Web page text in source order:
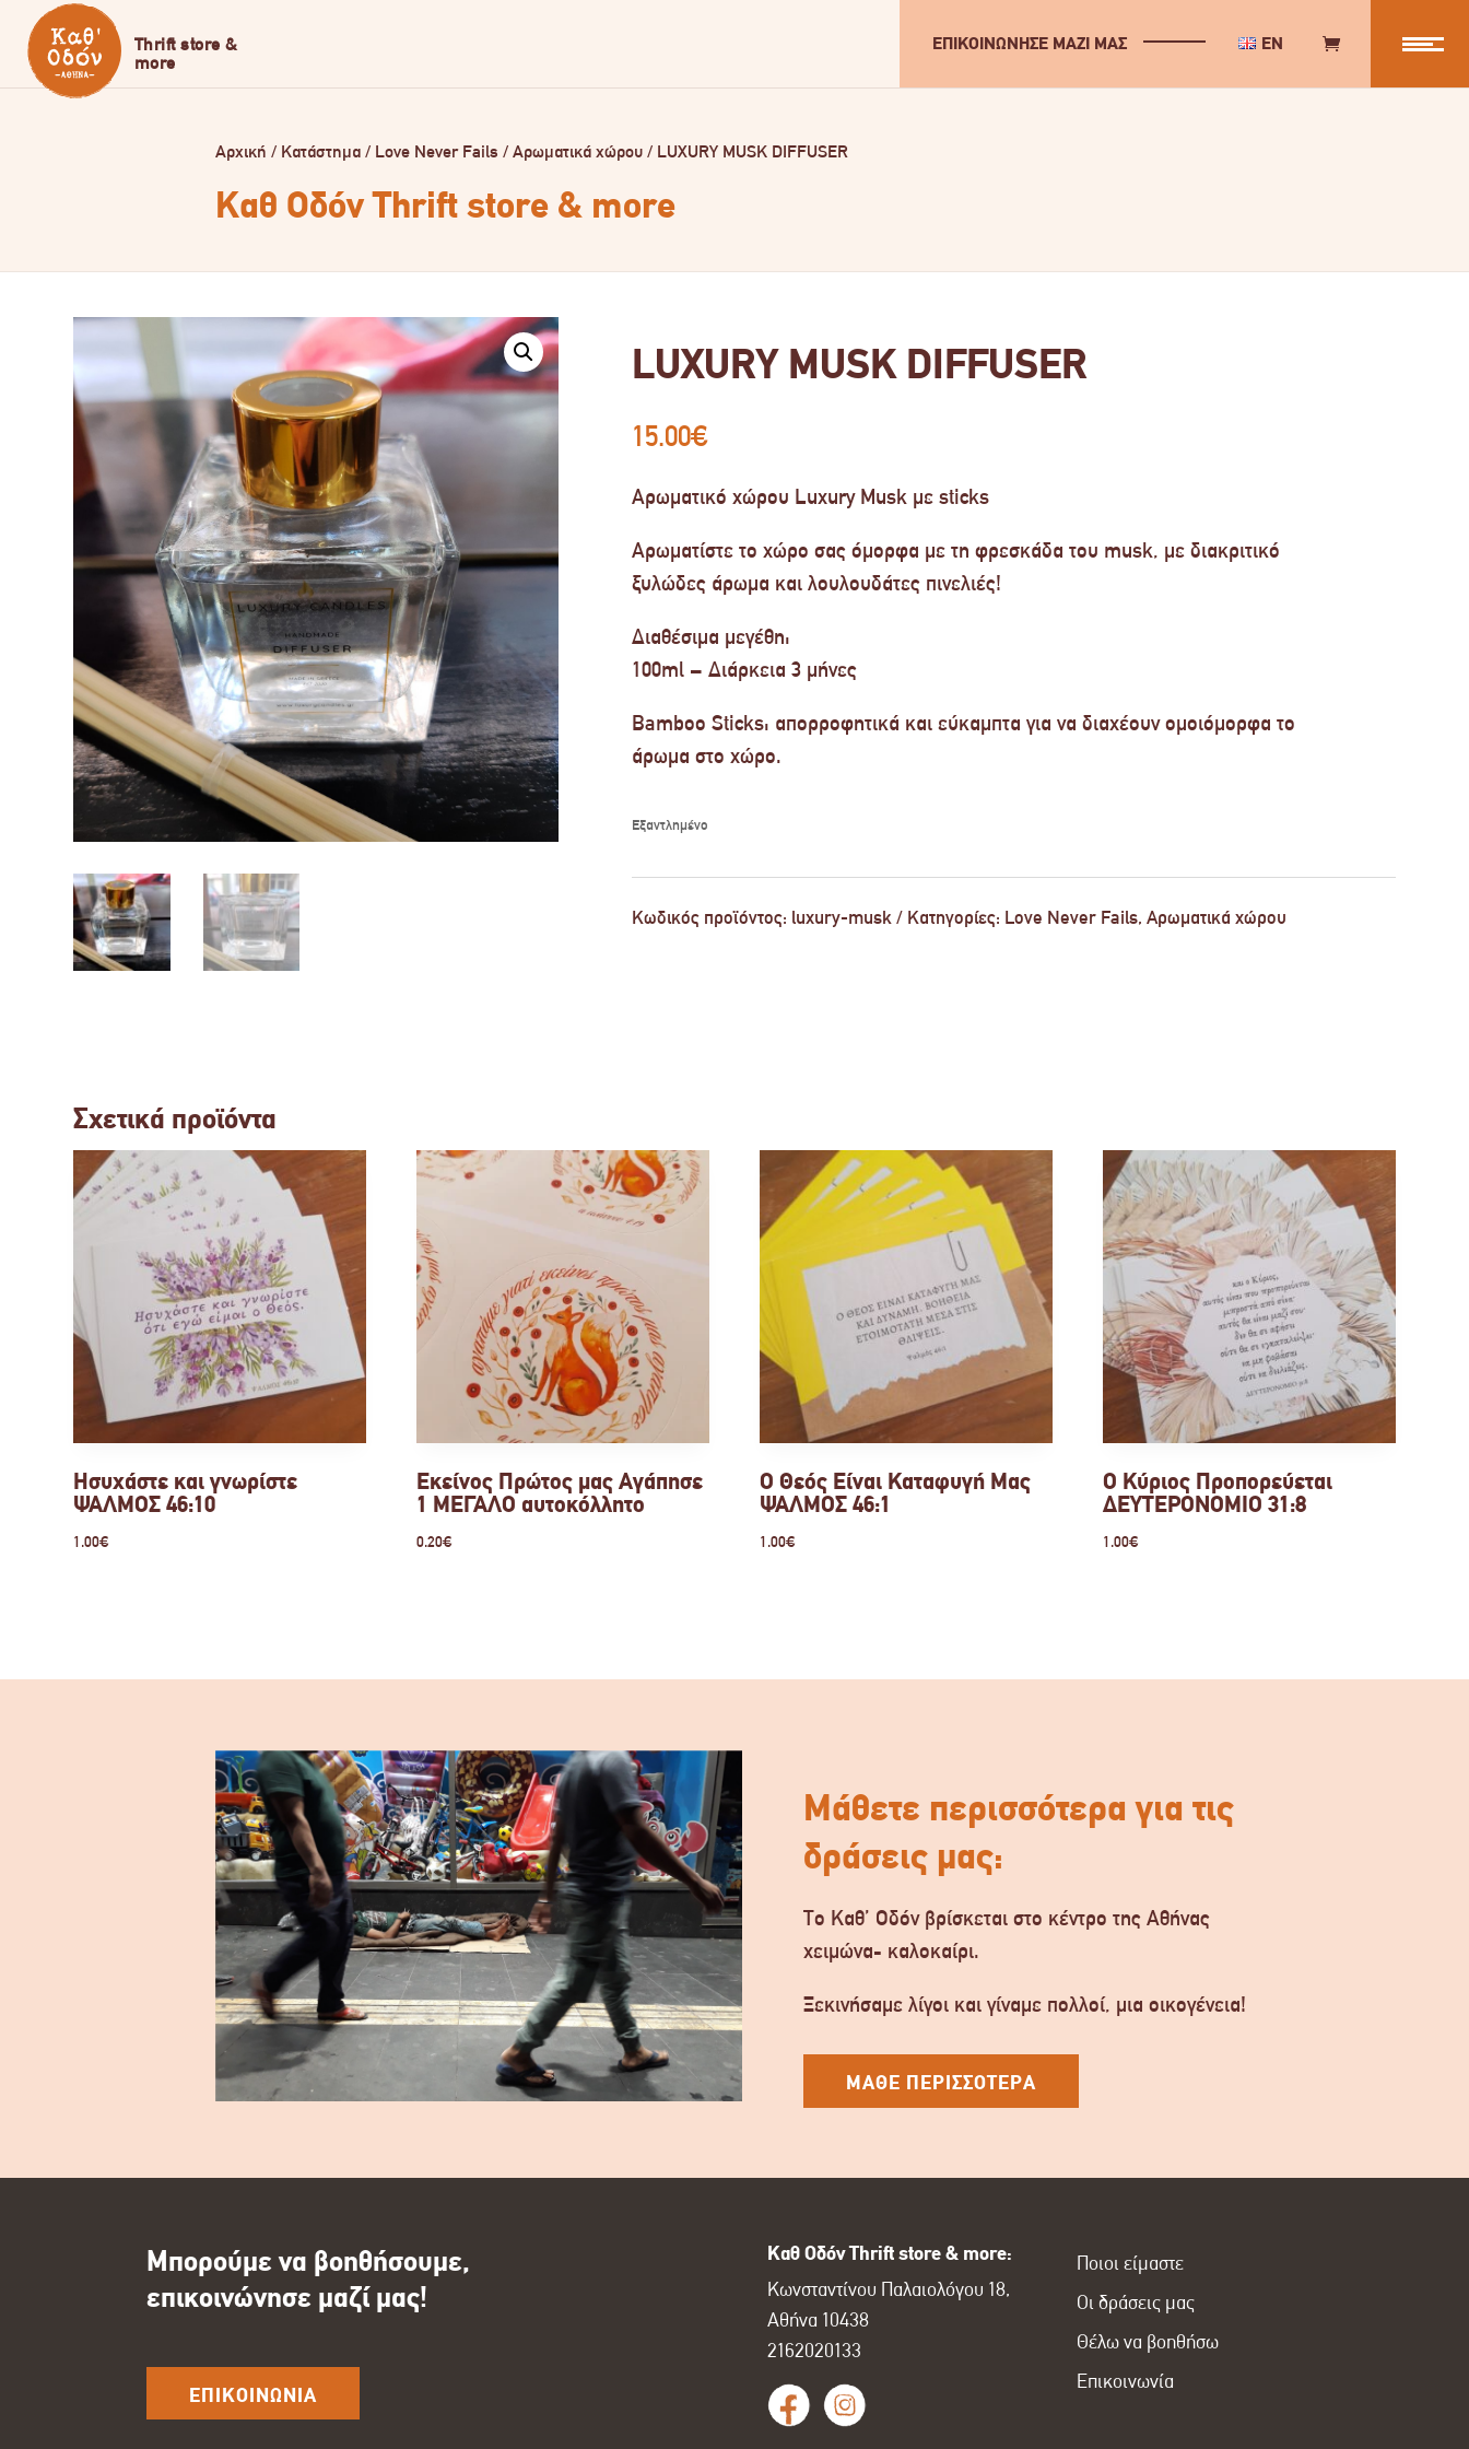
ΕΠΙΚΟΙΝΩΝΗΣΕ ΜΑΖΙ ΜΑΣ EN
Αρχική / Κατάστημα / Love Never Fails /Αρωματικά χώρου / LUXURY MUSK DIFFUSER
Καθ Οδόν Thrift store & more
LUXURY MUSK DIFFUSER
15.00€
Αρωματικό χώρου Luxury Musk με sticks
Αρωματίστε το χώρο σας όμορφα με τη φρεσκάδα του musk, με διακριτικό
ξυλώδες άρωμα και λουλουδάτες πινελιές!
Διαθέσιμα μεγέθη:
100ml – Διάρκεια 3 μήνες
Bamboo Sticks: απορροφητικά και εύκαμπτα για να διαχέουν ομοιόμορφα το
άρωμα στο χώρο.
Εξαντλημένο
Κωδικός προϊόντος: luxury-musk Κατηγορίες: Love Never Fails, Αρωματικά χώρου
Σχετικά προϊόντα
Ησυχάστε και γνωρίστε
ΨΑΛΜΟΣ 46:10
1.00€
Εκείνος Πρώτος μας Αγάπησε
1 ΜΕΓΑΛΟ αυτοκόλλητο
0.20€
Ο Θεός Είναι Καταφυγή Μας
ΨΑΛΜΟΣ 46:1
1.00€
Ο Κύριος Προπορεύεται
ΔΕΥΤΕΡΟΝΟΜΙΟ 31:8
1.00€
Μάθετε περισσότερα για τις
δράσεις μας:
Το Καθ’ Οδόν βρίσκεται στο κέντρο της Αθήνας
χειμώνα- καλοκαίρι.
Ξεκινήσαμε λίγοι και γίναμε πολλοί, μια οικογένεια!
ΜΑΘΕ ΠΕΡΙΣΣΟΤΕΡΑ
Μπορούμε να βοηθήσουμε,
επικοινώνησε μαζί μας!
ΕΠΙΚΟΙΝΩΝΙΑ
Καθ Οδόν Thrift store & more:
Κωνσταντίνου Παλαιολόγου 18,
Αθήνα 10438
2162020133
Ποιοι είμαστε
Οι δράσεις μας
Θέλω να βοηθήσω
Επικοινωνία